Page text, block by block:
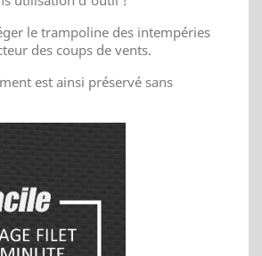
le trampoline des intempéries
des coups de vents.
est ainsi préservé sans